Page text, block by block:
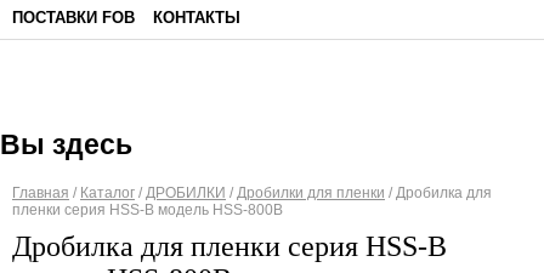
ПОСТАВКИ FOB КОНТАКТЫ
Вы здесь
Главная / Каталог / ДРОБИЛКИ / Дробилки для пленки / Дробилка для
пленки серия HSS-B модель HSS-800B
Дробилка для пленки серия HSS-B